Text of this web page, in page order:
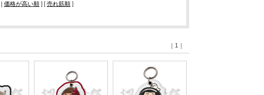
価格が高い順 ] [売れ筋順 ]
｜1｜